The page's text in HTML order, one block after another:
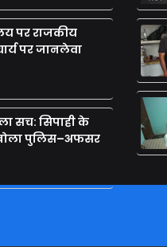
पर राजकीय
पर जानलेवा
सच: सिपाही के
पुलिस–अफसर